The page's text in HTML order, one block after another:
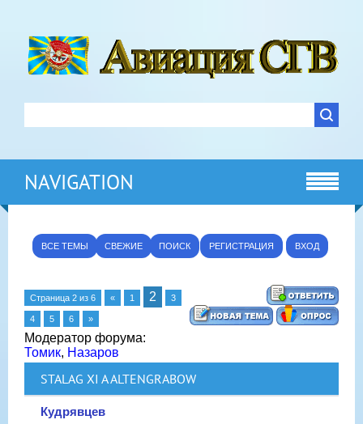
NAVIGATION
ВСЕ ТЕМЫ СВЕЖИЕ ПОИСК РЕГИСТРАЦИЯ ВХОД
Страница 2 из 6 « 1 2 3
4 5 6 »
Модератор форума:
Томик, Назаров
STALAG XI A ALTENGRABOW
Кудрявцев